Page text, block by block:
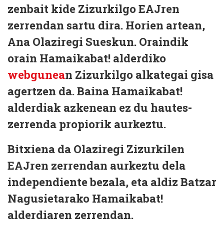
zenbait kide Zizurkilgo EAJren
zerrendan sartu dira. Horien artean,
Ana Olaziregi Sueskun. Oraindik
orain Hamaikabat! alderdiko
webgunean Zizurkilgo alkategai gisa
agertzen da. Baina Hamaikabat!
alderdiak azkenean ez du hautes-
zerrenda propiorik aurkeztu.
Bitxiena da Olaziregi Zizurkilen
EAJren zerrendan aurkeztu dela
independiente bezala, eta aldiz Batzar
Nagusietarako Hamaikabat!
alderdiaren zerrendan.